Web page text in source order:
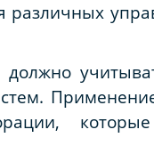
различных